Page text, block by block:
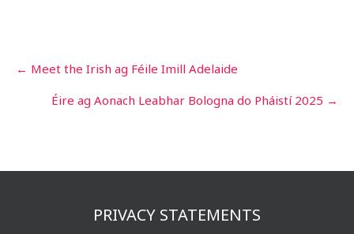
Post
navigation
← Meet the Irish ag Féile Imill Adelaide
Éire ag Aonach Leabhar Bologna do Pháistí 2025 →
PRIVACY STATEMENTS